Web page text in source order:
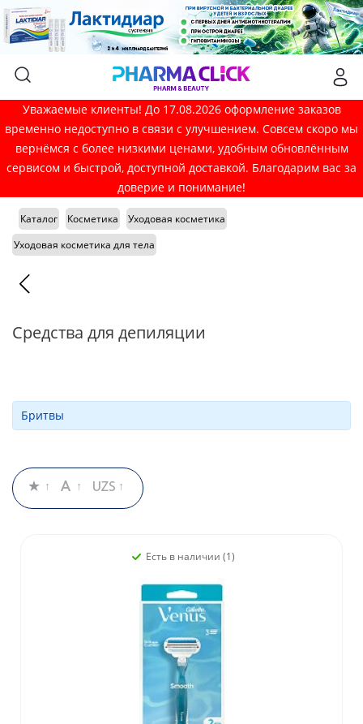
Уважаемые клиенты! До 17.08.2026 оформление заказов
временно недоступно в связи с улучшением. Совсем скоро мы
вернёмся с более низкими ценами, удобным обновлённым
сервисом и быстрой, доступной доставкой. Благодарим вас за
доверие и понимание!
Каталог Косметика
Уходовая косметика
Уходовая косметика для тела
Средства для депиляции
Бритвы
Есть в наличии (1)